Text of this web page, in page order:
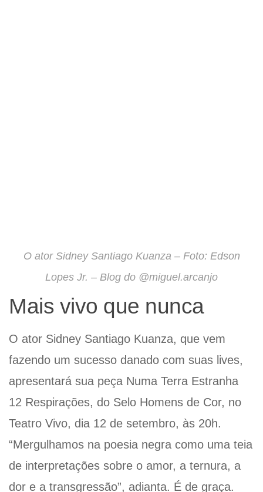
O ator Sidney Santiago Kuanza – Foto: Edson
Lopes Jr. – Blog do @miguel.arcanjo
Mais vivo que nunca
O ator Sidney Santiago Kuanza, que vem
fazendo um sucesso danado com suas lives,
apresentará sua peça Numa Terra Estranha
12 Respirações, do Selo Homens de Cor, no
Teatro Vivo, dia 12 de setembro, às 20h.
“Mergulhamos na poesia negra como uma teia
de interpretações sobre o amor, a ternura, a
dor e a transgressão”, adianta. É de graça.